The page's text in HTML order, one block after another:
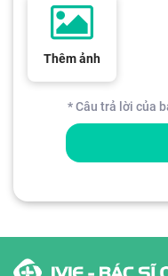
Thêm ảnh
* Câu trả lời của